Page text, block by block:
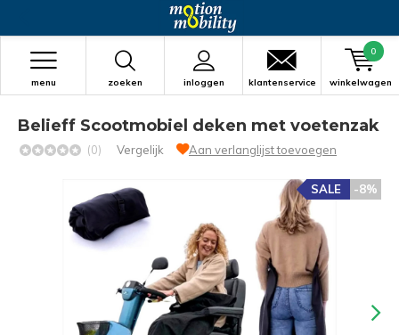
zoeken inloggen
menu klantenservice winkelwagen
0
Belieff Scootmobiel deken met voetenzak
(0) Vergelijk Aan verlanglijst toevoegen
-8%
SALE